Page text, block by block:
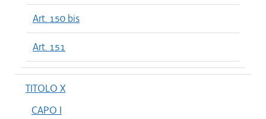
Art. 150 bis
Art. 151
TITOLO X
CAPO I